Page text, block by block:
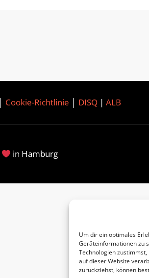
Um dir ein optimales
Geräteinformationen zu
Technologien
auf dieser Website
zurückziehst, können
Cookie-Richtlinie DISQ| ALB
in Hamburg